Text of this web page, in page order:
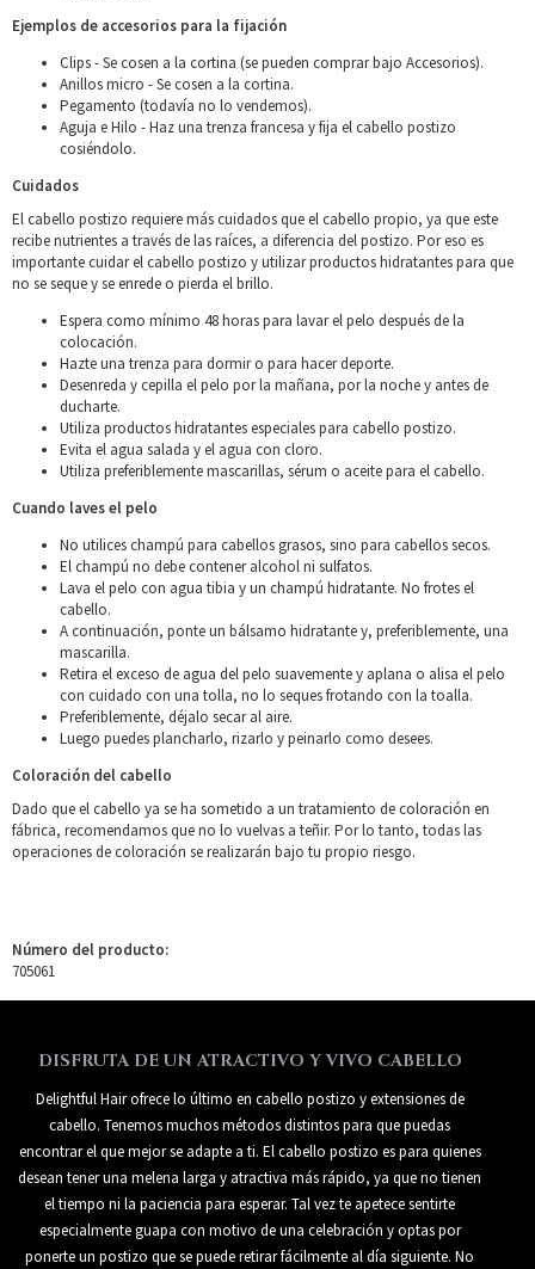
Ejemplos de accesorios para la fijación
Clips - Se cosen a la cortina (se pueden comprar bajo Accesorios).
Anillos micro - Se cosen a la cortina.
Pegamento (todavía no lo vendemos).
Aguja e Hilo - Haz una trenza francesa y fija el cabello postizo
cosiéndolo.
Cuidados
El cabello postizo requiere más cuidados que el cabello propio, ya que este
recibe nutrientes a través de las raíces, a diferencia del postizo. Por eso es
importante cuidar el cabello postizo y utilizar productos hidratantes para que
no se seque y se enrede o pierda el brillo.
Espera como mínimo 48 horas para lavar el pelo después de la
colocación.
Hazte una trenza para dormir o para hacer deporte.
Desenreda y cepilla el pelo por la mañana, por la noche y antes de
ducharte.
Utiliza productos hidratantes especiales para cabello postizo.
Evita el agua salada y el agua con cloro.
Utiliza preferiblemente mascarillas, sérum o aceite para el cabello.
Cuando laves el pelo
No utilices champú para cabellos grasos, sino para cabellos secos.
El champú no debe contener alcohol ni sulfatos.
Lava el pelo con agua tibia y un champú hidratante. No frotes el
cabello.
A continuación, ponte un bálsamo hidratante y, preferiblemente, una
mascarilla.
Retira el exceso de agua del pelo suavemente y aplana o alisa el pelo
con cuidado con una tolla, no lo seques frotando con la toalla.
Preferiblemente, déjalo secar al aire.
Luego puedes plancharlo, rizarlo y peinarlo como desees.
Coloración del cabello
Dado que el cabello ya se ha sometido a un tratamiento de coloración en
fábrica, recomendamos que no lo vuelvas a teñir. Por lo tanto, todas las
operaciones de coloración se realizarán bajo tu propio riesgo.
Número del producto:
705061
DISFRUTA DE UN ATRACTIVO Y VIVO CABELLO
Delightful Hair ofrece lo último en cabello postizo y extensiones de
cabello. Tenemos muchos métodos distintos para que puedas
encontrar el que mejor se adapte a ti. El cabello postizo es para quienes
desean tener una melena larga y atractiva más rápido, ya que no tienen
el tiempo ni la paciencia para esperar. Tal vez te apetece sentirte
especialmente guapa con motivo de una celebración y optas por
ponerte un postizo que se puede retirar fácilmente al día siguiente. No